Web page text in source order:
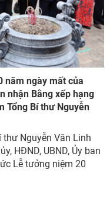
năm ngày mất của
nhận Bằng xếp hạng
Tổng Bí thư Nguyễn
thư Nguyễn Văn Linh
HĐND, UBND, Ủy ban
Lễ tưởng niệm 20